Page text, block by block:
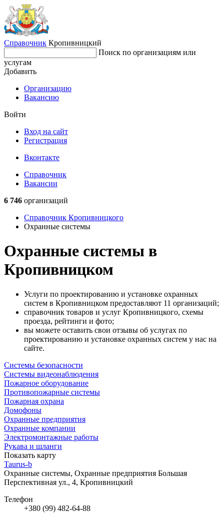
Справочник Кропивницкий
Поиск по организациям или
услугам
Добавить
Организацию
Вакансию
Войти
Вход на сайт
Регистрация
Вконтакте
Справочник
Вакансии
6 746 организаций
Справочник Кропивницкого
Охранные системы
Охранные системы в
Кропивницком
Услуги по проектированию и установке охранных
систем в Кропивницком предоставляют 11 организаций;
справочник товаров и услуг Кропивницкого, схемы
проезда, рейтинги и фото;
вы можете оставить свои отзывы об услугах по
проектированию и установке охранных систем у нас на
сайте.
Системы безопасности
Системы видеонаблюдения
Пожарное оборудование
Противопожарные системы
Пожарная охрана
Домофоны
Охранные предприятия
Охранные компании
Электромонтажные работы
Рукава и шланги
Показать карту
Taurus-b
Охранные системы, Охранные предприятия Большая
Перспективная ул., 4, Кропивницкий
Телефон
+380 (99) 482-64-88